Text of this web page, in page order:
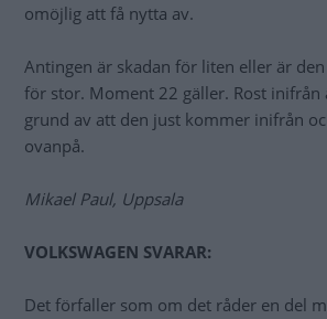
omöjlig att få nytta av.
Antingen är skadan för liten eller är
för stor. Moment 22 gäller. Rost inifrån
grund av att den just kommer inifrån
ovanpå.
Mikael Paul, Uppsala
VOLKSWAGEN SVARAR:
Det förfaller som om det råder en del